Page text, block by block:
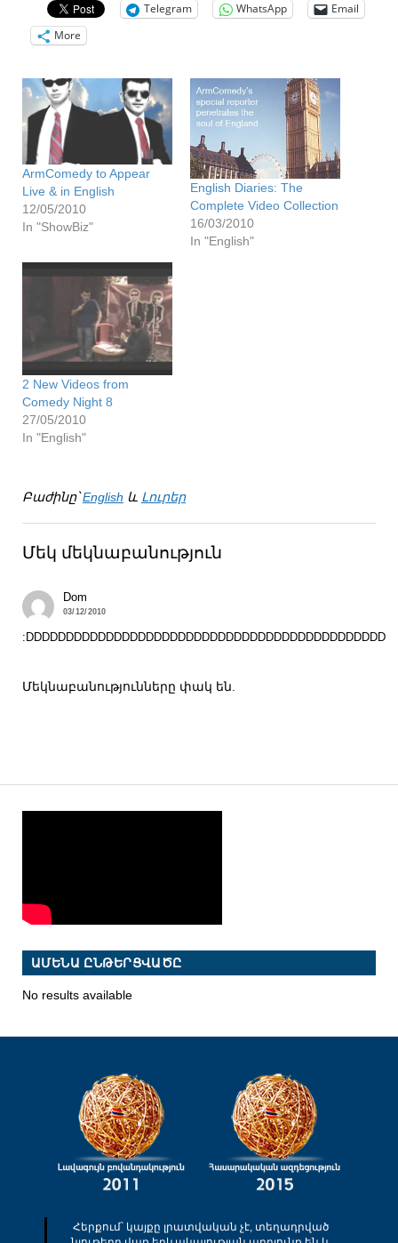
Telegram WhatsApp
Email
More
ArmComedy to Appear
Live & in English
12/05/2010
In "ShowBiz"
English Diaries: The
Complete Video Collection
16/03/2010
In "English"
2 New Videos from
Comedy Night 8
27/05/2010
In "English"
Բաժինը՝English և Լուրեր
Մեկ մեկնաբանություն
Dom
03/12/2010
:DDDDDDDDDDDDDDDDDDDDDDDDDDDDDDDDDDDDDDDDDDDDD
Մեկնաբանությունները փակ են.
ԱՄԵՆԱ ԸՆԹԵՐՑՎԱԾԸ
No results available
Հերքում՝ կայքը լրատվական չէ, տեղադրված